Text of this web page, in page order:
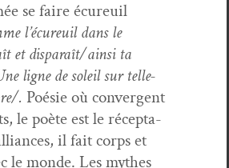
se faire écureuil
l’écureuil dans le
et disparaît/ainsi ta
ligne de soleil sur telle­
. Poésie où con­ver­gent
le poète est le récep­ta­
il fait corps et
le monde. Les mythes